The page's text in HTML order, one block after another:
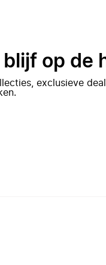
blijf op de
exclusieve